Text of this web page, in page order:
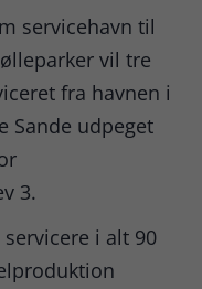
servicehavn til
vil tre
fra havnen i
Sande udpeget
3.
i alt 90